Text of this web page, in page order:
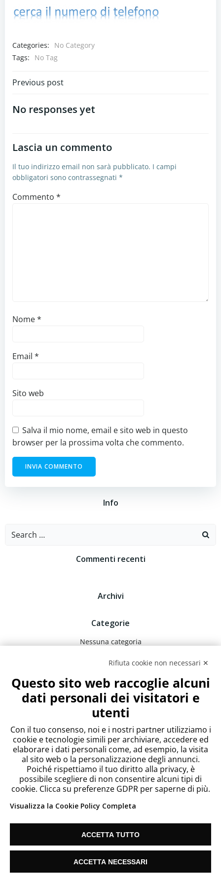
Categories:
No Category
Tags:
No Tag
Navigazione
articoli
Previous post
No responses yet
Lascia un commento
Il tuo indirizzo email non sarà pubblicato. I campi
obbligatori sono contrassegnati *
Commento *
Nome*
Email *
Sito web
Salva il mio nome, email e sito web in questo
browser per la prossima volta che commento.
Info
Search
Commenti recenti
Archivi
Categorie
Nessuna categoria
Meta
Accedi
Feed dei contenuti
Feed dei commenti
WordPress.org
Since 2018 Telecontact List S.L. Vat: ES B67186635 |
Cookie Settings| info@listetelemarketing.net
Hai bisogno di aiuto?
Rifiuta cookie non necessari ✕
Questo sito web raccoglie alcuni
dati personali dei visitatori e
utenti
Con il tuo consenso, noi e i nostri partner utilizziamo i
cookie e tecnologie simili per archiviare, accedere ed
elaborare i dati personali come, ad esempio, la visita
al sito web o la personalizzazione degli annunci.
Poiché rispettiamo il tuo diritto alla privacy, è
possibile scegliere di non consentire alcuni tipi di
cookie. Clicca su preferenze GDPR per saperne di più.
Visualizza la Cookie Policy Completa
ACCETTA TUTTO
ACCETTA NECESSARI